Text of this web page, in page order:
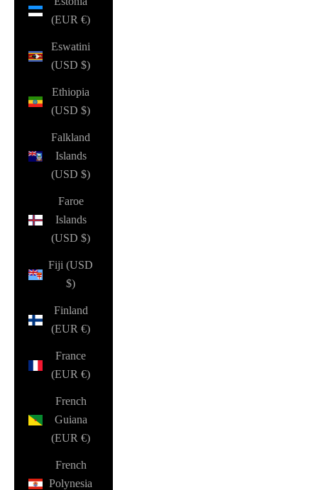
(EUR €)
Eswatini
(USD $)
Ethiopia
(USD $)
Falkland
Islands
(USD $)
Faroe
Islands
(USD $)
Fiji (USD
$)
Finland
(EUR €)
France
(EUR €)
French
Guiana
(EUR €)
French
Polynesia